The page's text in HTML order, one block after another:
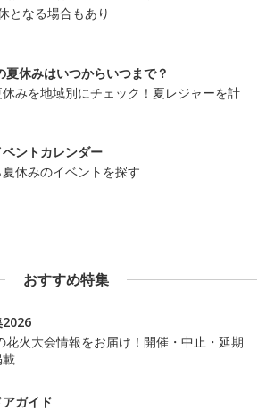
となる場合もあり
夏休みはいつからいつまで？
みを地域別にチェック！夏レジャーを計
ントカレンダー
夏休みのイベントを探す
おすすめ特集
花火大会情報をお届け！開催・中止・延期
ガイド